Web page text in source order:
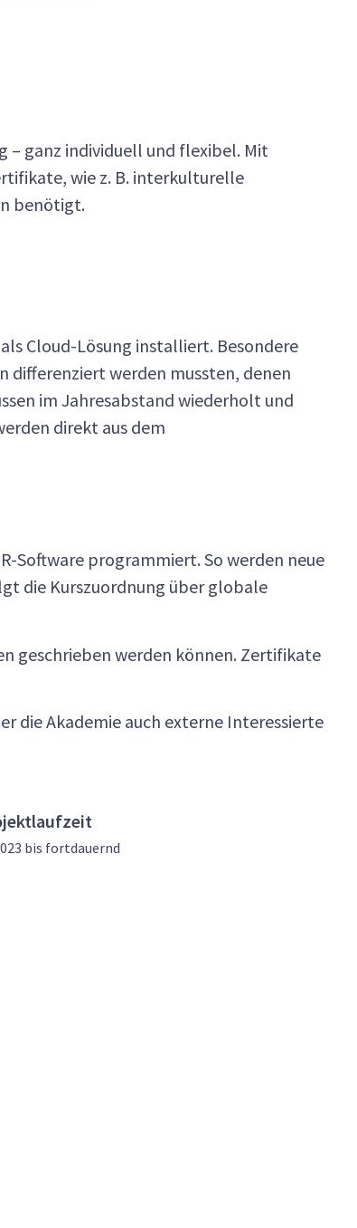
– ganz individuell und flexibel. Mit
wie z. B. interkulturelle
benötigt.
Cloud-Lösung installiert. Besondere
differenziert werden mussten, denen
im Jahresabstand wiederholt und
direkt aus dem
Software programmiert. So werden neue
die Kurszuordnung über globale
geschrieben werden können. Zertifikate
die Akademie auch externe Interessierte
bis fortdauernd